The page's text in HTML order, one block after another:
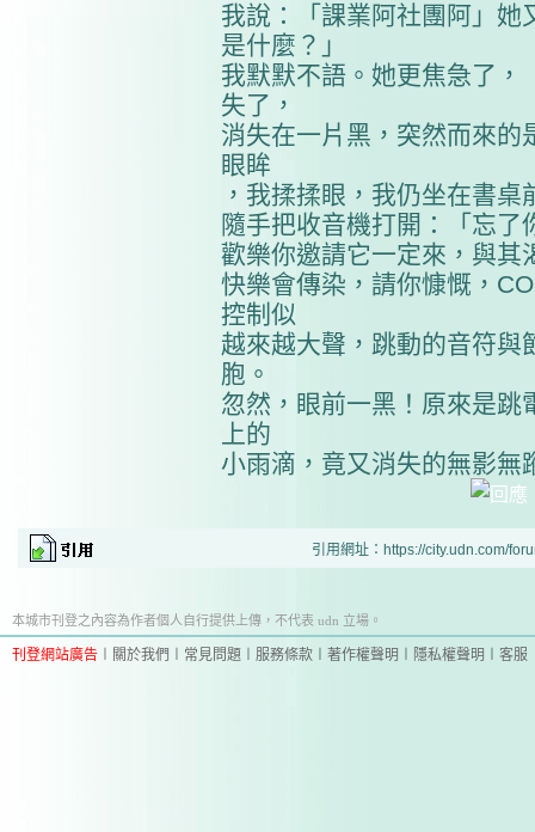
我說：「課業阿社團阿」她
是什麼？」
我默默不語。她更焦急了，
失了，
消失在一片黑，突然而來的
眼眸
，我揉揉眼，我仍坐在書
隨手把收音機打開：「忘了
歡樂你邀請它一定來，與其
快樂會傳染，請你慷慨，
控制似
越來越大聲，跳動的音符與
胞。
忽然，眼前一黑！原來是跳
上的
小雨滴，竟又消失的無影無
引用網址：https://city.udn.com/
本城市刊登之內容為作者個人自行提供上傳，不代表 udn 立場。
刊登網站廣告 關於我們 常見問題 服務條款 著作權聲明 隱私權聲明 客服